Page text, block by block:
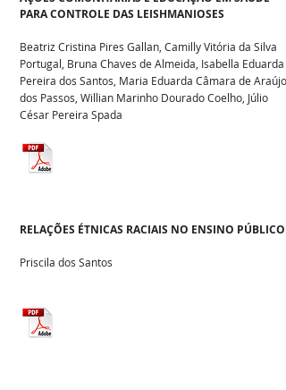
Beatriz Cristina Pires Gallan, Camilly Vitória da Silva
Portugal, Bruna Chaves de Almeida, Isabella Eduarda
Pereira dos Santos, Maria Eduarda Câmara de Araújo
dos Passos, Willian Marinho Dourado Coelho, Júlio
César Pereira Spada
PARA CONTROLE DAS LEISHMANIOSES
Priscila dos Santos
RELAÇÕES ÉTNICAS RACIAIS NO ENSINO PÚBLICO